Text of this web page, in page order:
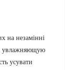
на незамінні
увлажняющую
усувати